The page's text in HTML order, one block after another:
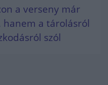
a verseny már
a tárolásról
szól